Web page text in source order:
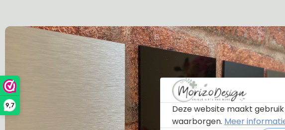
9,7
Deze website maakt
waarborgen. Meer